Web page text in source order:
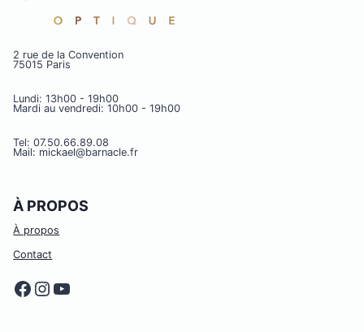
2 rue de la Convention
75015 Paris
Lundi: 13h00 - 19h00
Mardi au vendredi: 10h00 - 19h00
Tel: 07.50.66.89.08
Mail: mickael@barnacle.fr
À PROPOS
À propos
Contact
Facebook
Instagram
YouTube